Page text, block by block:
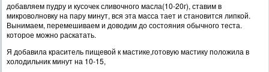
добавляем пудру и кусочек сливочного масла(10-20г), ставим в
микроволновку на пару минут, вся эта масса тает и становится липкой.
Вынимаем, перемешиваем и доводим до состояния обычного теста.
которое можно раскатать.
Я добавила краситель пищевой к мастике,готовую мастику положила в
холодильник минут на 10-15,